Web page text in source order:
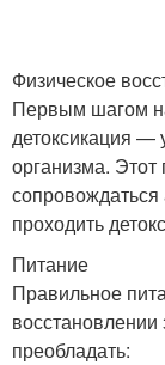
Физическое
Первым шагом
детоксикация —
организма.
проходить
Питание
Правильное
преобладать: